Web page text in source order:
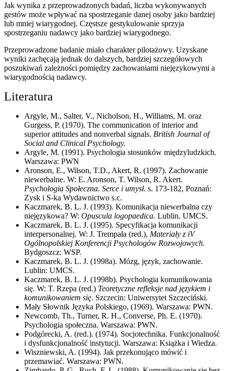
Jak wynika z przeprowadzonych badań, liczba wykonywanych
gestów może wpływać na spostrzeganie danej osoby jako bardziej
lub mniej wiarygodnej. Częstsze gestykulowanie sprzyja
spostrzeganiu nadawcy jako bardziej wiarygodnego.
Przeprowadzone badanie miało charakter pilotażowy. Uzyskane
wyniki zachęcają jednak do dalszych, bardziej szczegółowych
poszukiwań zależności pomiędzy zachowaniami niejęzykowymi a
wiarygodnością nadawcy.
Literatura
Argyle, M., Salter, V., Nicholson, H., Williams, M. oraz
Gurgess, P. (1970). The communication of interior and
superior attitudes and nonverbal signals. British Journal of
Social and Clinical Psychology.
Argyle, M. (1991). Psychologia stosunków międzyludzkich.
Warszawa: PWN
Aronson, E., Wilson, T.D., Akert, R. (1997). Zachowanie
niewerbalne. W: E. Aronson, T. Wilson, R. Akert.
Psychologia Społeczna. Serce i umysł. s. 173-182, Poznań:
Zysk i S-ka Wydawnictwo s.c.
Kaczmarek, B. L. J. (1993). Komunikacja niewerbalna czy
niejęzykowa? W: Opuscula logopaedica. Lublin. UMCS.
Kaczmarek, B. L. J. (1995). Specyfikacja komunikacji
interpersonalnej. W: J. Trempała (red.), Materiały z iV
Ogólnopolskiej Konferencji Psychologów Rozwojowych.
Bydgoszcz: WSP.
Kaczmarek, B. L. J. (1998a). Mózg, język, zachowanie.
Lublin: UMCS.
Kaczmarek, B. L. J. (1998b). Psychologia komunikowania
się. W: T. Rzepa (red.) Teoretyczne refleksje nad językiem i
komunikowaniem się. Szczecin: Uniwersytet Szczeciński.
Mały Słownik Języka Polskiego, (1969). Warszawa: PWN.
Newcomb, Th., Turner, R. H., Converse, Ph. E. (1970).
Psychologia społeczna. Warszawa: PWN.
Podgórecki, A. (red.). (1974). Socjotechnika. Funkcjonalność
i dysfunkcjonalność instytucji. Warszawa: Książka i Wiedza.
Wiszniewski, A. (1994). Jak przekonująco mówić i
przemawiać. Warszawa: PWN.